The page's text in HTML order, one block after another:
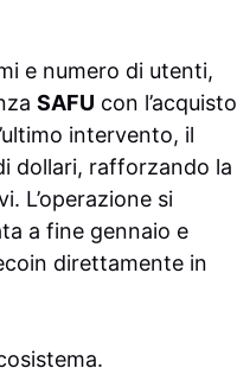
e numero di utenti,
SAFU con l’acquisto
intervento, il
dollari, rafforzando la
L’operazione si
a fine gennaio e
direttamente in